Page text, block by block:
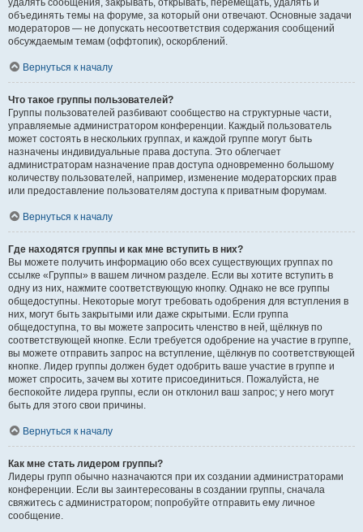
удалять сообщения, закрывать, открывать, перемещать, удалять и
объединять темы на форуме, за который они отвечают. Основные задачи
модераторов — не допускать несоответствия содержания сообщений
обсуждаемым темам (оффтопик), оскорблений.
Вернуться к началу
Что такое группы пользователей?
Группы пользователей разбивают сообщество на структурные части,
управляемые администратором конференции. Каждый пользователь
может состоять в нескольких группах, и каждой группе могут быть
назначены индивидуальные права доступа. Это облегчает
администраторам назначение прав доступа одновременно большому
количеству пользователей, например, изменение модераторских прав
или предоставление пользователям доступа к приватным форумам.
Вернуться к началу
Где находятся группы и как мне вступить в них?
Вы можете получить информацию обо всех существующих группах по
ссылке «Группы» в вашем личном разделе. Если вы хотите вступить в
одну из них, нажмите соответствующую кнопку. Однако не все группы
общедоступны. Некоторые могут требовать одобрения для вступления в
них, могут быть закрытыми или даже скрытыми. Если группа
общедоступна, то вы можете запросить членство в ней, щёлкнув по
соответствующей кнопке. Если требуется одобрение на участие в группе,
вы можете отправить запрос на вступление, щёлкнув по соответствующей
кнопке. Лидер группы должен будет одобрить ваше участие в группе и
может спросить, зачем вы хотите присоединиться. Пожалуйста, не
беспокойте лидера группы, если он отклонил ваш запрос; у него могут
быть для этого свои причины.
Вернуться к началу
Как мне стать лидером группы?
Лидеры групп обычно назначаются при их создании администраторами
конференции. Если вы заинтересованы в создании группы, сначала
свяжитесь с администратором; попробуйте отправить ему личное
сообщение.